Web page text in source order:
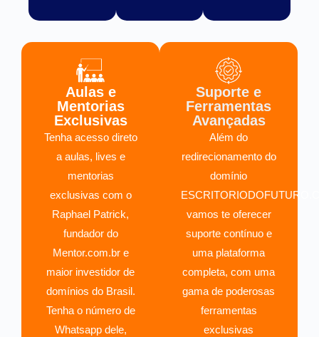
Aulas e
Mentorias
Exclusivas
Tenha acesso direto
a aulas, lives e
mentorias
exclusivas com o
Raphael Patrick,
fundador do
Mentor.com.br e
maior investidor de
domínios do Brasil.
Tenha o número de
Whatsapp dele,
Suporte e
Ferramentas
Avançadas
Além do
redirecionamento do
domínio
vamos te oferecer
suporte contínuo e
uma plataforma
completa, com uma
gama de poderosas
ferramentas
exclusivas